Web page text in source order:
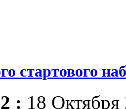
стартового
: 18